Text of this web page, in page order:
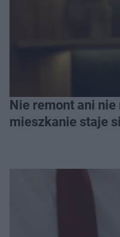
Nie remont ani nie
mieszkanie staje